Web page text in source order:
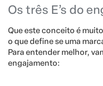
Os três E’s do
Que este conceito é
o que define se uma
Para entender melhor,
engajamento: